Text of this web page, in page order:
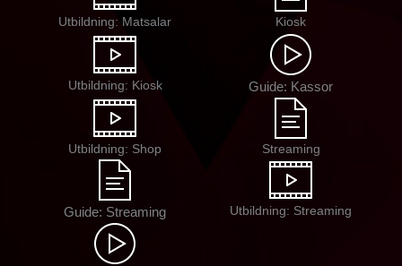
Utbildning: Matsalar Kiosk
Utbildning: Kiosk Guide: Kassor
Utbildning: Shop Streaming
Guide: Streaming Utbildning: Streaming